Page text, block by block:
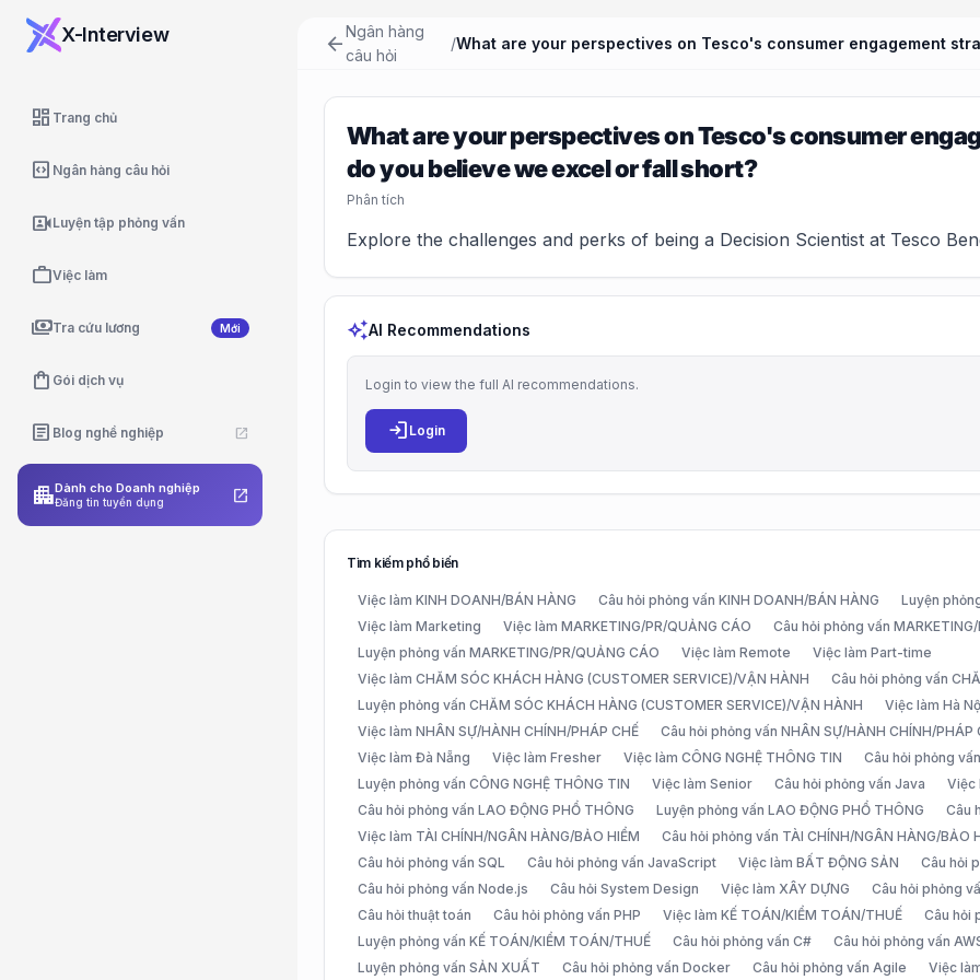
X-Interview
dashboard Trang chủ
code_blocks Ngân hàng câu hỏi
video_camera_frontLuyện tập phỏng vấn
workViệc làm
paymentsTra cứu lương Mới
shopping_bag Gói dịch vụ
article Blog nghề nghiệp open_in_new
apartmentDành cho Doanh nghiệp
Đăng tin tuyển dụng open_in_new
arrow_backNgân hàng
câu hỏi
/
What are your perspectives on Tesco's consumer
do you believe we excel or fall short?
Phân tích
Explore the challenges and perks of being a Decision Scientist at Tesco
auto_awesomeAI Recommendations
Login to view the full AI recommendations.
login Login
Tìm kiếm phổ biến
Việc làm KINH DOANH/BÁN HÀNG Câu hỏi phỏng vấn KINH DOANH/BÁN HÀNG Luyện
Việc làm Marketing
Việc làm MARKETING/PR/QUẢNG CÁO
Câu hỏi phỏng vấn
Luyện phỏng vấn MARKETING/PR/QUẢNG CÁO
Việc làm Remote
Việc làm Part-time
Việc làm CHĂM SÓC KHÁCH HÀNG (CUSTOMER SERVICE)/VẬN HÀNH
Câu hỏi phỏng vấn
Luyện phỏng vấn CHĂM SÓC KHÁCH HÀNG (CUSTOMER SERVICE)/VẬN HÀNH
Việc làm Hà
Việc làm NHÂN SỰ/HÀNH CHÍNH/PHÁP CHẾ
Câu hỏi phỏng vấn NHÂN SỰ/HÀNH CHÍNH/PHÁP
Việc làm Đà Nẵng
Việc làm Fresher Việc làm CÔNG NGHỆ THÔNG TIN
Câu hỏi phỏng
Luyện phỏng vấn CÔNG NGHỆ THÔNG TIN
Việc làm Senior Câu hỏi phỏng vấn Java
Việc
Câu hỏi phỏng vấn LAO ĐỘNG PHỔ THÔNG
Luyện phỏng vấn LAO ĐỘNG PHỔ THÔNG Câu
Việc làm TÀI CHÍNH/NGÂN HÀNG/BẢO HIỂM
Câu hỏi phỏng vấn TÀI CHÍNH/NGÂN HÀNG/BẢO
Câu hỏi phỏng vấn SQL
Câu hỏi phỏng vấn JavaScript Việc làm BẤT ĐỘNG SẢN Câu hỏi
Câu hỏi phỏng vấn Node.js
Câu hỏi System Design Việc làm XÂY DỰNG Câu hỏi phỏng
Câu hỏi thuật toán
Câu hỏi phỏng vấn PHP Việc làm KẾ TOÁN/KIỂM TOÁN/THUẾ
Câu hỏi
Luyện phỏng vấn KẾ TOÁN/KIỂM TOÁN/THUẾ
Câu hỏi phỏng vấn C# Câu hỏi phỏng vấn
Luyện phỏng vấn SẢN XUẤT
Câu hỏi phỏng vấn Docker Câu hỏi phỏng vấn Agile Việc